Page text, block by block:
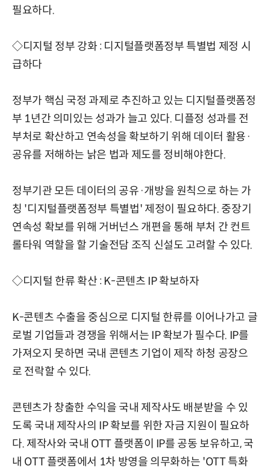
필요하다.
◇디지털 정부 강화 : 디지털플랫폼정부 특별법 제정 시
급하다
정부가 핵심 국정 과제로 추진하고 있는 디지털플랫폼정
부 1년간 의미있는 성과가 늘고 있다. 디플정 성과를 전
부처로 확산하고 연속성을 확보하기 위해 데이터 활용·
공유를 저해하는 낡은 법과 제도를 정비해야한다.
정부기관 모든 데이터의 공유·개방을 원칙으로 하는 가
칭 '디지털플랫폼정부 특별법' 제정이 필요하다. 중장기
연속성 확보를 위해 거버넌스 개편을 통해 부처 간 컨트
롤타워 역할을 할 기술전담 조직 신설도 고려할 수 있다.
◇디지털 한류 확산 : K-콘텐츠 IP 확보하자
K-콘텐츠 수출을 중심으로 디지털 한류를 이어나가고 글
로벌 기업들과 경쟁을 위해서는 IP 확보가 필수다. IP를
가져오지 못하면 국내 콘텐츠 기업이 제작 하청 공장으
로 전락할 수 있다.
콘텐츠가 창출한 수익을 국내 제작사도 배분받을 수 있
도록 국내 제작사의 IP 확보를 위한 자금 지원이 필요하
다. 제작사와 국내 OTT 플랫폼이 IP를 공동 보유하고, 국
내 OTT 플랫폼에서 1차 방영을 의무화하는 'OTT 특화